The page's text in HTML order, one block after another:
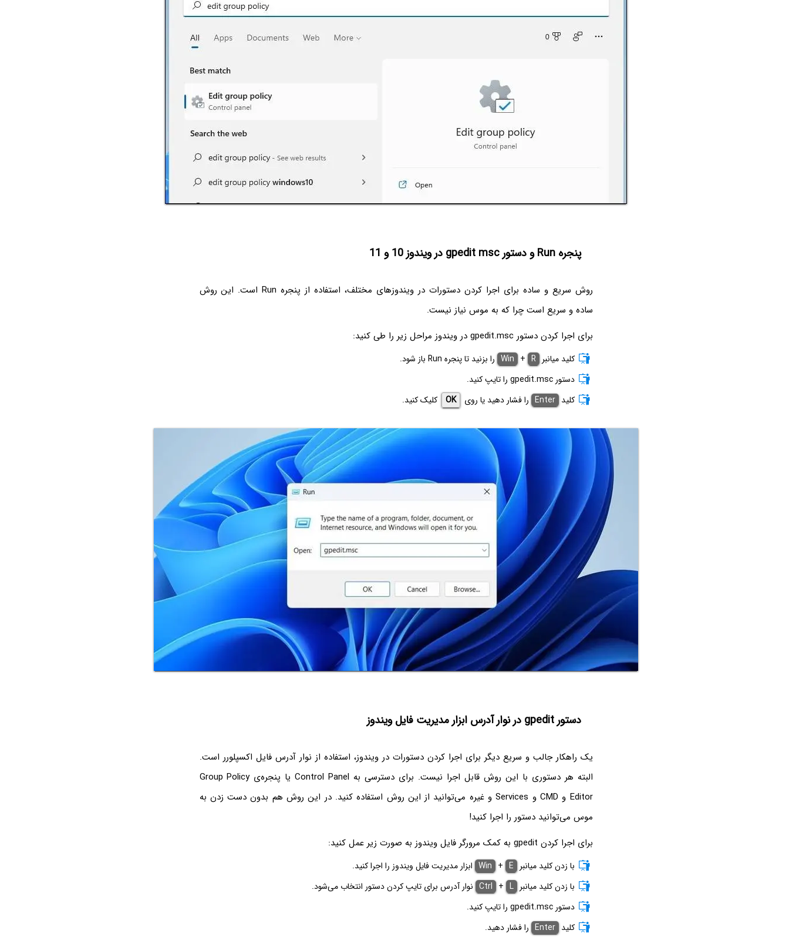
پنجره Run و دستور gpedit msc در ویندوز 10 و 11
روش سریع و ساده برای اجرا کردن دستورات در ویندوزهای مختلف، استفاده از پنجره Run است. این روش
ساده و سریع است چرا که به موس نیاز نیست.
برای اجرا کردن دستور gpedit.msc در ویندوز مراحل زیر را طی کنید:
کلید میانبر Win + R
را بزنید تا پنجره Run باز شود.
دستور gpedit.msc را تایپ کنید.
کلید Enter را فشار دهید یا روی OK کلیک کنید.
دستور gpedit در نوار آدرس ابزار مدیریت فایل ویندوز
یک راهکار جالب و سریع دیگر برای اجرا کردن دستورات در ویندوز، استفاده از نوار آدرس فایل اکسپلورر است.
البته هر دستوری با این روش قابل اجرا نیست. برای دسترسی به Control Panel یا پنجره‌ی Group Policy
Editor و CMD و Services و غیره می‌توانید از این روش استفاده کنید. در این روش هم بدون دست زدن به
موس می‌توانید دستور را اجرا کنید!
برای اجرا کردن gpedit به کمک مرورگر فایل ویندوز به صورت زیر عمل کنید:
با زدن کلید میانبر Win + E
ابزار مدیریت فایل ویندوز را اجرا کنید.
با زدن کلید میانبر
Ctrl + L
نوار آدرس برای تایپ کردن دستور انتخاب می‌شود.
دستور gpedit.msc را تایپ کنید.
کلید Enter را فشار دهید.